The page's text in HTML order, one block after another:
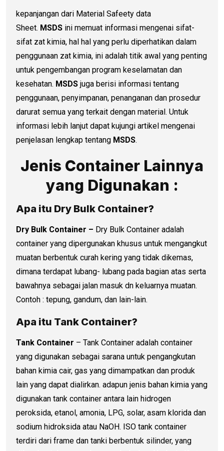
kepanjangan dari Material Safeety data
Sheet. MSDS ini memuat informasi mengenai sifat-
sifat zat kimia, hal hal yang perlu diperhatikan dalam
penggunaan zat kimia, ini adalah titik awal yang penting
untuk pengembangan program keselamatan dan
kesehatan. MSDS juga berisi informasi tentang
penggunaan, penyimpanan, penanganan dan prosedur
darurat semua yang terkait dengan material. Untuk
informasi lebih lanjut dapat kujungi artikel mengenai
penjelasan lengkap tentang MSDS.
Jenis Container Lainnya
yang Digunakan :
Apa itu Dry Bulk Container?
Dry Bulk Container – Dry Bulk Container adalah
container yang dipergunakan khusus untuk mengangkut
muatan berbentuk curah kering yang tidak dikemas,
dimana terdapat lubang- lubang pada bagian atas serta
bawahnya sebagai jalan masuk dn keluarnya muatan.
Contoh : tepung, gandum, dan lain-lain.
Apa itu Tank Container?
Tank Container – Tank Container adalah container
yang digunakan sebagai sarana untuk pengangkutan
bahan kimia cair, gas yang dimampatkan dan produk
lain yang dapat dialirkan. adapun jenis bahan kimia yang
digunakan tank container antara lain hidrogen
peroksida, etanol, amonia, LPG, solar, asam klorida dan
sodium hidroksida atau NaOH. ISO tank container
terdiri dari frame dan tanki berbentuk silinder, yang